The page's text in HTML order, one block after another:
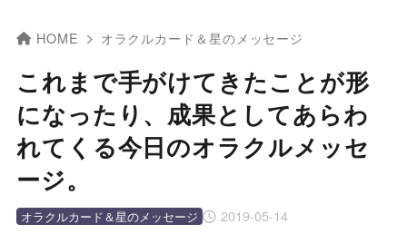
HOME オラクルカード＆星のメッセージ
これまで手がけてきたことが形
になったり、成果としてあらわ
れてくる今日のオラクルメッセ
ージ。
2019-05-14
オラクルカード＆星のメッセージ